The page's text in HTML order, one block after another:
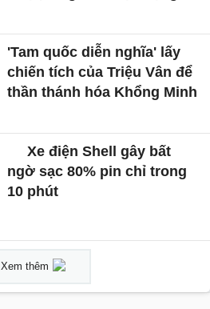
'Tam quốc diễn nghĩa' lấy
chiến tích của Triệu Vân để
thần thánh hóa Khổng Minh
Xe điện Shell gây bất
ngờ sạc 80% pin chỉ trong
10 phút
Xem thêm